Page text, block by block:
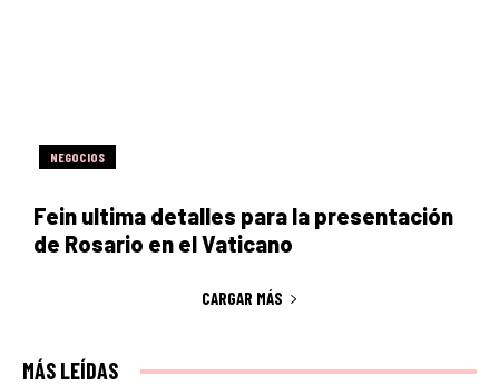
NEGOCIOS
Fein ultima detalles para la presentación
de Rosario en el Vaticano
CARGAR MÁS
MÁS LEÍDAS